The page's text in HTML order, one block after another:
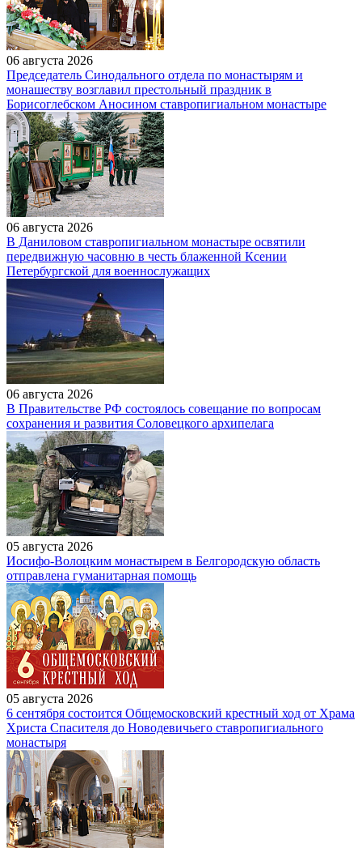
06 августа 2026
Председатель Синодального отдела по монастырям и
монашеству возглавил престольный праздник в
Борисоглебском Аносином ставропигиальном монастыре
06 августа 2026
В Даниловом ставропигиальном монастыре освятили
передвижную часовню в честь блаженной Ксении
Петербургской для военнослужащих
06 августа 2026
В Правительстве РФ состоялось совещание по вопросам
сохранения и развития Соловецкого архипелага
05 августа 2026
Иосифо-Волоцким монастырем в Белгородскую область
отправлена гуманитарная помощь
05 августа 2026
6 сентября состоится Общемосковский крестный ход от Храма
Христа Спасителя до Новодевичьего ставропигиального
монастыря